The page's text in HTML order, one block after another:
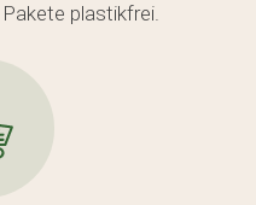
plastikfrei.